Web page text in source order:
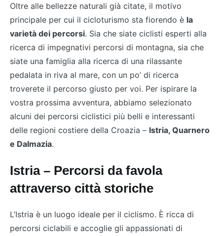
Oltre alle bellezze naturali già citate, il motivo
principale per cui il cicloturismo sta fiorendo è la
varietà dei percorsi. Sia che siate ciclisti esperti alla
ricerca di impegnativi percorsi di montagna, sia che
siate una famiglia alla ricerca di una rilassante
pedalata in riva al mare, con un po’ di ricerca
troverete il percorso giusto per voi. Per ispirare la
vostra prossima avventura, abbiamo selezionato
alcuni dei percorsi ciclistici più belli e interessanti
delle regioni costiere della Croazia – Istria, Quarnero
e Dalmazia.
Istria – Percorsi da favola
attraverso città storiche
L’Istria è un luogo ideale per il ciclismo. È ricca di
percorsi ciclabili e accoglie gli appassionati di